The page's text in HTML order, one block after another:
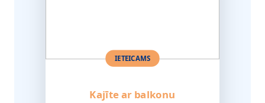
IETEICAMS
Kajīte ar balkonu